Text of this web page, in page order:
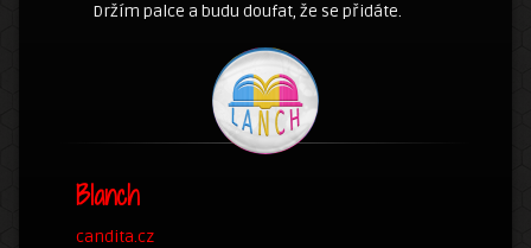
Držím palce a budu doufat, že se přidáte.
Blanch
candita.cz